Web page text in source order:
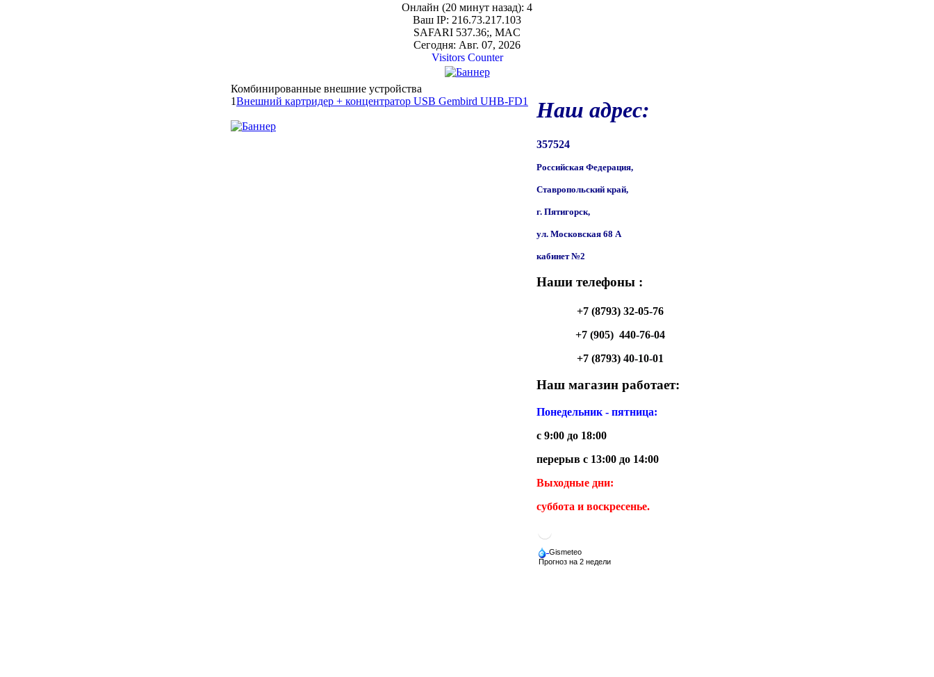
Онлайн (20 минут назад): 4
Ваш IP: 216.73.217.103
SAFARI 537.36;, MAC
Сегодня: Авг. 07, 2026
Visitors Counter
Комбинированные внешние устройства
1Внешний картридер + концентратор USB Gembird UHB-FD1 Наш адрес:
357524
Российская Федерация,
Ставропольский край,
г. Пятигорск,
ул. Московская 68 A
кабинет №2
Наши телефоны :
+7 (8793) 32-05-76
+7 (905)  440-76-04
+7 (8793) 40-10-01
Наш магазин работает:
Понедельник - пятница:
с 9:00 до 18:00
перерыв с 13:00 до 14:00
Выходные дни:
суббота и воскресенье.